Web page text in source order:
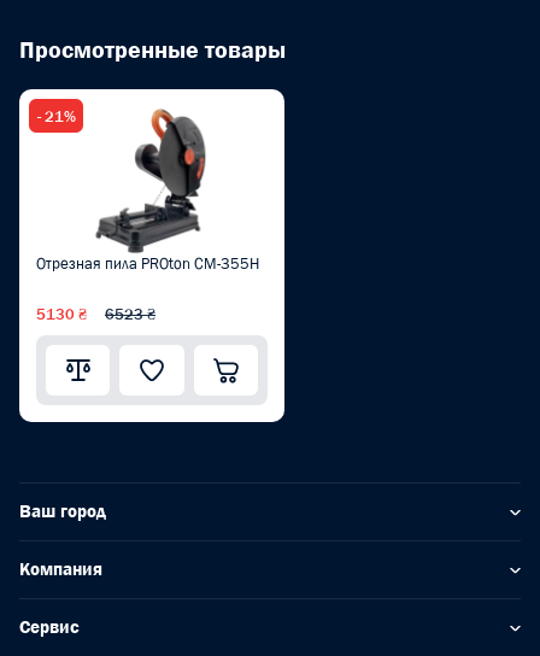
Просмотренные товары
- 21%
Отрезная пила PROton CM-355Н
5130 ₴ 6523 ₴
Ваш город
Компания
Сервис